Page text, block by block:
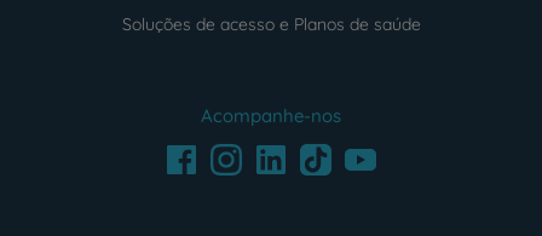
Soluções de acesso e Planos de saúde
Acompanhe-nos
FacebookInstagramLinkedInTikTokYoutube